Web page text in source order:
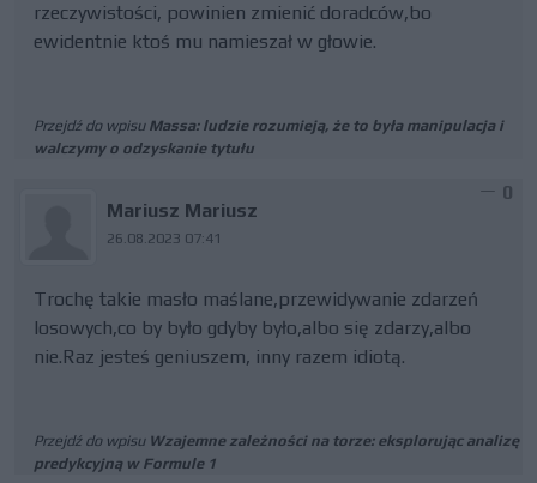
rzeczywistości, powinien zmienić doradców,bo
ewidentnie ktoś mu namieszał w głowie.
Przejdź do wpisu Massa: ludzie rozumieją, że to była manipulacja i
walczymy o odzyskanie tytułu
Mariusz Mariusz
26.08.2023 07:41
0
Trochę takie masło maślane,przewidywanie zdarzeń
losowych,co by było gdyby było,albo się zdarzy,albo
nie.Raz jesteś geniuszem, inny razem idiotą.
Przejdź do wpisu Wzajemne zależności na torze: eksplorując analizę
predykcyjną w Formule 1